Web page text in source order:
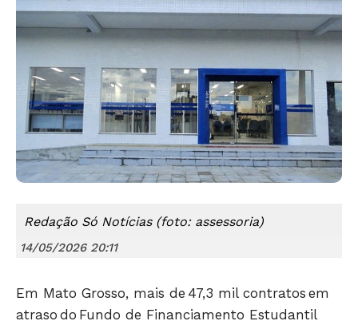
Redação Só Notícias (foto: assessoria)
14/05/2026 20:11
Em Mato Grosso, mais de 47,3 mil contratos em
atraso do Fundo de Financiamento Estudantil